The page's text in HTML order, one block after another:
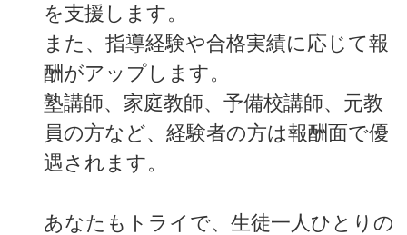
を支援します。
また、指導経験や合格実績に応じて報
酬がアップします。
塾講師、家庭教師、予備校講師、元教
員の方など、経験者の方は報酬面で優
遇されます。
あなたもトライで、生徒一人ひとりの